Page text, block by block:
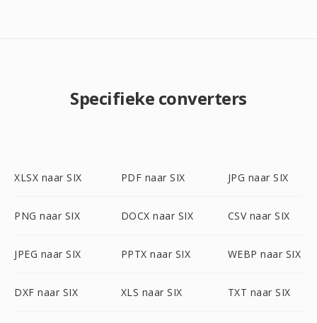
Specifieke converters
XLSX naar SIX PDF naar SIX JPG naar SIX
PNG naar SIX DOCX naar SIX CSV naar SIX
JPEG naar SIX PPTX naar SIX WEBP naar SIX
DXF naar SIX XLS naar SIX TXT naar SIX